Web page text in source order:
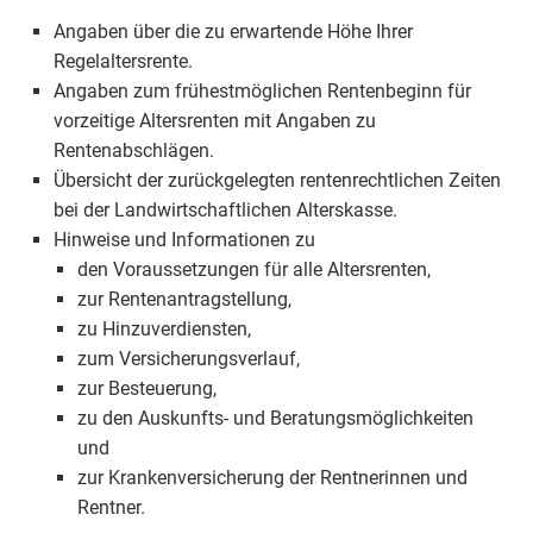
Angaben über die zu erwartende Höhe Ihrer
Regelaltersrente.
Angaben zum frühestmöglichen Rentenbeginn für
vorzeitige Altersrenten mit Angaben zu
Rentenabschlägen.
Übersicht der zurückgelegten rentenrechtlichen Zeiten
bei der Landwirtschaftlichen Alterskasse.
Hinweise und Informationen zu
den Voraussetzungen für alle Altersrenten,
zur Rentenantragstellung,
zu Hinzuverdiensten,
zum Versicherungsverlauf,
zur Besteuerung,
zu den Auskunfts- und Beratungsmöglichkeiten
und
zur Krankenversicherung der Rentnerinnen und
Rentner.